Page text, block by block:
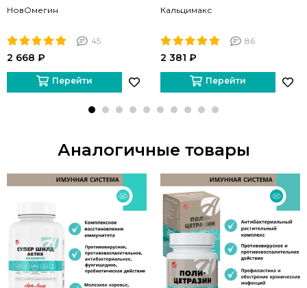
НовОмегин
45
2 668 ₽
Перейти
Кальцимакс
86
2 381 ₽
Перейти
Аналогичные товары